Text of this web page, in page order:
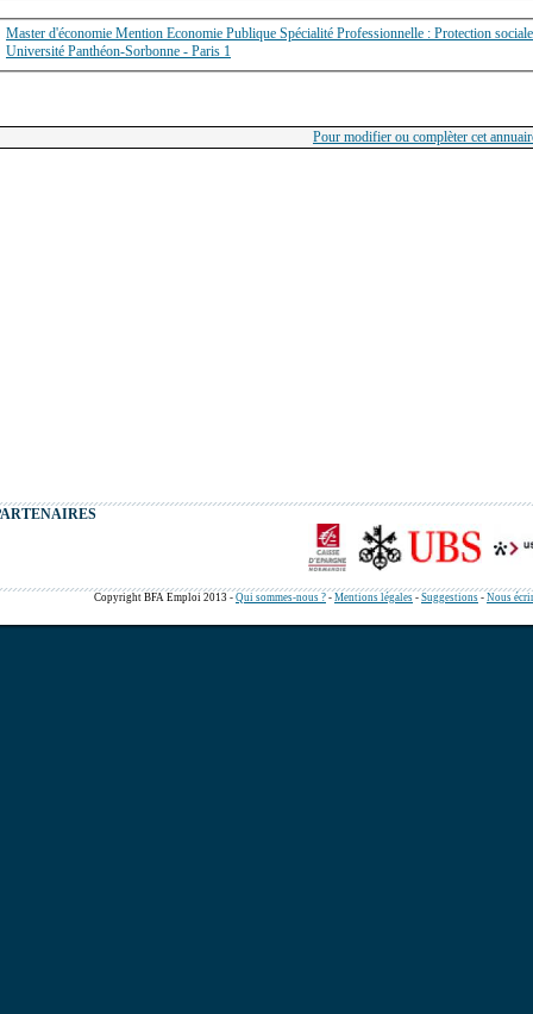
Master d'économie Mention Economie Publique Spécialité Professionnelle : Protection
Université Panthéon-Sorbonne - Paris 1
Pour modifier ou complèter cet
Copyright BFA Emploi 2013 - Qui sommes-nous ? - Mentions légales - Suggestions - Nous